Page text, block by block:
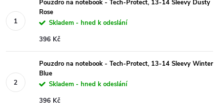
Pouzdro na notebook - Tech-Protect, 13-14 Sleevy Dusty
Rose
Skladem - hned k odeslání
396 Kč
Pouzdro na notebook - Tech-Protect, 13-14 Sleevy Winter
Blue
Skladem - hned k odeslání
396 Kč